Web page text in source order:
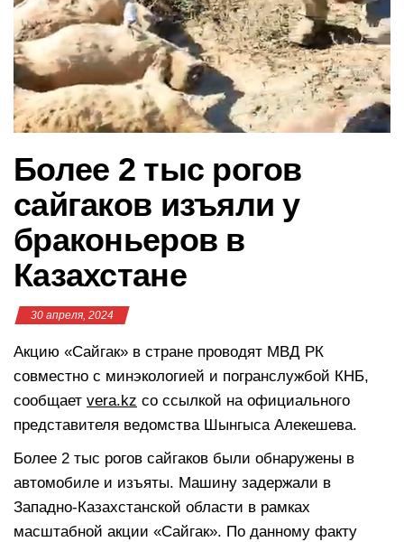
Более 2 тыс рогов
сайгаков изъяли у
браконьеров в
Казахстане
30 апреля, 2024
Акцию «Сайгак» в стране проводят МВД РК
совместно с минэкологией и погранслужбой КНБ,
сообщает vera.kz со ссылкой на официального
представителя ведомства Шынгыса Алекешева.
Более 2 тыс рогов сайгаков были обнаружены в
автомобиле и изъяты. Машину задержали в
Западно-Казахстанской области в рамках
масштабной акции «Сайгак». По данному факту